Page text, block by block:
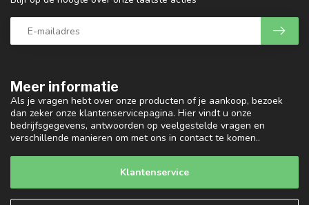
Meer informatie
Als je vragen hebt over onze producten of je aankoop, bezoek
dan zeker onze klantenservicepagina. Hier vindt u onze
bedrijfsgegevens, antwoorden op veelgestelde vragen en
verschillende manieren om met ons in contact te komen..
Klantenservice